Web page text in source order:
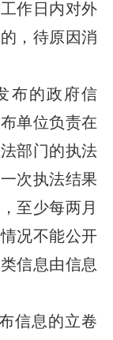
作日内对外
，待原因消
的政府信
单位负责在
部门的执法
次执法结果
至少每两月
况不能公开
信息由信息
信息的立卷